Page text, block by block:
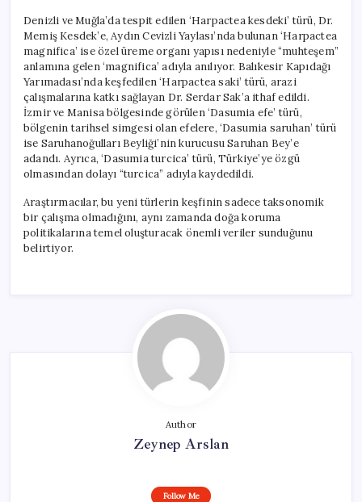
Denizli ve Muğla’da tespit edilen ‘Harpactea kesdeki’ türü, Dr.
Memiş Kesdek’e, Aydın Cevizli Yaylası’nda bulunan ‘Harpactea
magnifica’ ise özel üreme organı yapısı nedeniyle “muhteşem”
anlamına gelen ‘magnifica’ adıyla anılıyor. Balıkesir Kapıdağı
Yarımadası’nda keşfedilen ‘Harpactea saki’ türü, arazi
çalışmalarına katkı sağlayan Dr. Serdar Sak’a ithaf edildi.
İzmir ve Manisa bölgesinde görülen ‘Dasumia efe’ türü,
bölgenin tarihsel simgesi olan efelere, ‘Dasumia saruhan’ türü
ise Saruhanoğulları Beyliği’nin kurucusu Saruhan Bey’e
adandı. Ayrıca, ‘Dasumia turcica’ türü, Türkiye’ye özgü
olmasından dolayı “turcica” adıyla kaydedildi.
Araştırmacılar, bu yeni türlerin keşfinin sadece taksonomik
bir çalışma olmadığını, aynı zamanda doğa koruma
politikalarına temel oluşturacak önemli veriler sunduğunu
belirtiyor.
Author
Zeynep Arslan
Follow Me